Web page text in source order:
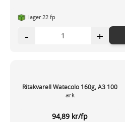
I lager 22 fp
- +
Ritakvarell Watecolo 160g, A3 100
ark
94,89 kr/fp